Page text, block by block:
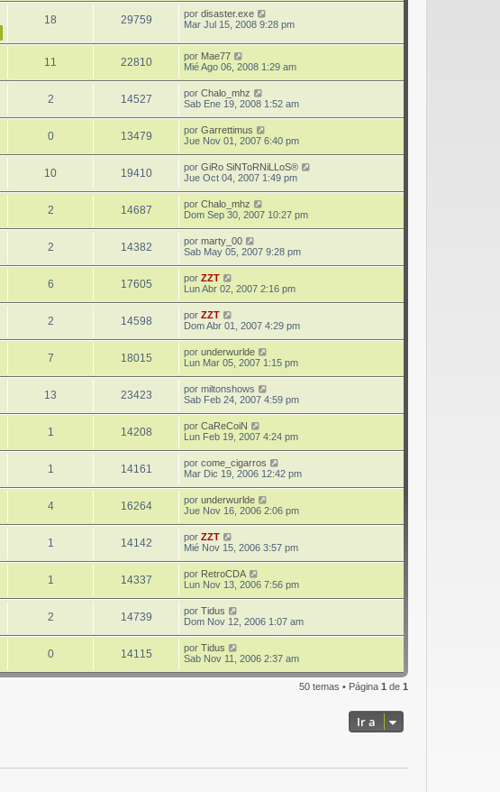
18 29759 por disaster.exe
Mar Jul 15, 2008 9:28 pm
11 22810 por Mae77
Mié Ago 06, 2008 1:29 am
2 14527 por Chalo_mhz
Sab Ene 19, 2008 1:52 am
0 13479 por Garrettimus
Jue Nov 01, 2007 6:40 pm
10 19410 por GiRo SiNToRNiLLoS®
Jue Oct 04, 2007 1:49 pm
2 14687 por Chalo_mhz
Dom Sep 30, 2007 10:27 pm
2 14382 por marty_00
Sab May 05, 2007 9:28 pm
6 17605 por ZZT
Lun Abr 02, 2007 2:16 pm
2 14598 por ZZT
Dom Abr 01, 2007 4:29 pm
7 18015 por underwurlde
Lun Mar 05, 2007 1:15 pm
13 23423 por miltonshows
Sab Feb 24, 2007 4:59 pm
1 14208 por CaReCoiN
Lun Feb 19, 2007 4:24 pm
1 14161 por come_cigarros
Mar Dic 19, 2006 12:42 pm
4 16264 por underwurlde
Jue Nov 16, 2006 2:06 pm
1 14142 por ZZT
Mié Nov 15, 2006 3:57 pm
1 14337 por RetroCDA
Lun Nov 13, 2006 7:56 pm
2 14739 por Tidus
Dom Nov 12, 2006 1:07 am
0 14115 por Tidus
Sab Nov 11, 2006 2:37 am
50 temas • Página 1 de 1
Ir a